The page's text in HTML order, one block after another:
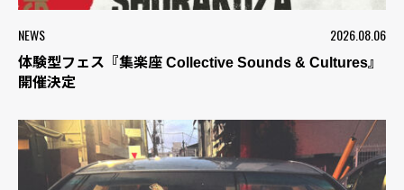
NEWS 2026.08.06
体験型フェス『集楽座 Collective Sounds & Cultures』
開催決定